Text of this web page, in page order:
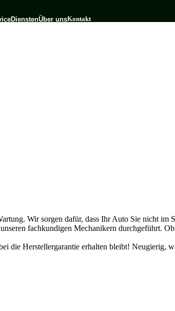
DienstenÜber unsKontakt
Wir sorgen dafür, dass Ihr Auto Sie nicht im
fachkundigen Mechanikern durchgeführt.
Herstellergarantie erhalten bleibt! Neugierig,